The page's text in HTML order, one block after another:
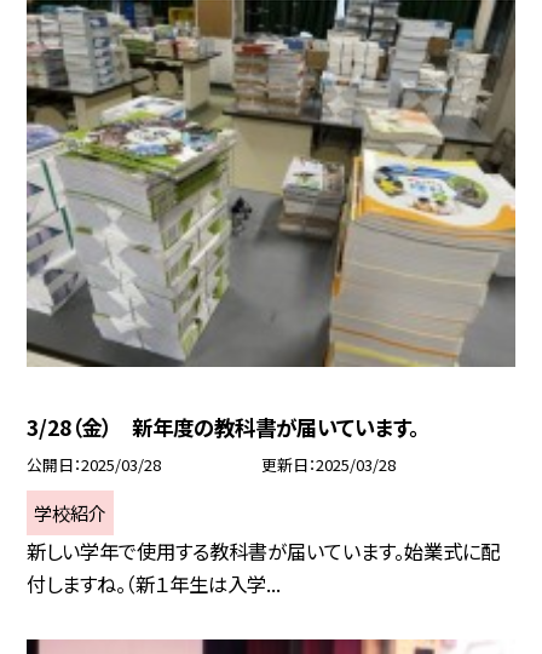
3/28（金） 新年度の教科書が届いています。
公開日 2025/03/28 更新日 2025/03/28
学校紹介
新しい学年で使用する教科書が届いています。始業式に配
付しますね。（新１年生は入学...